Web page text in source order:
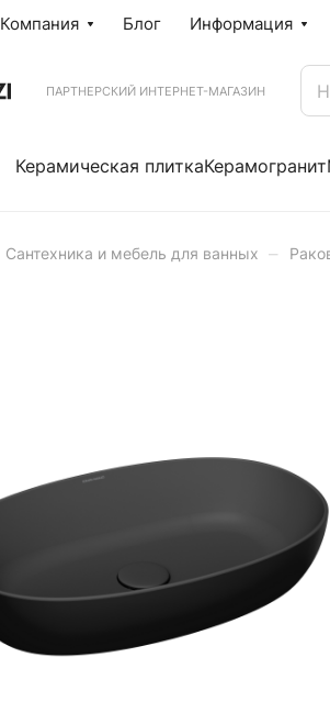
Компания Блог Информация
ПАРТНЕРСКИЙ ИНТЕРНЕТ-МАГАЗИН
Керамическая плиткаКерамогранит
Сантехника и мебель для ванных –